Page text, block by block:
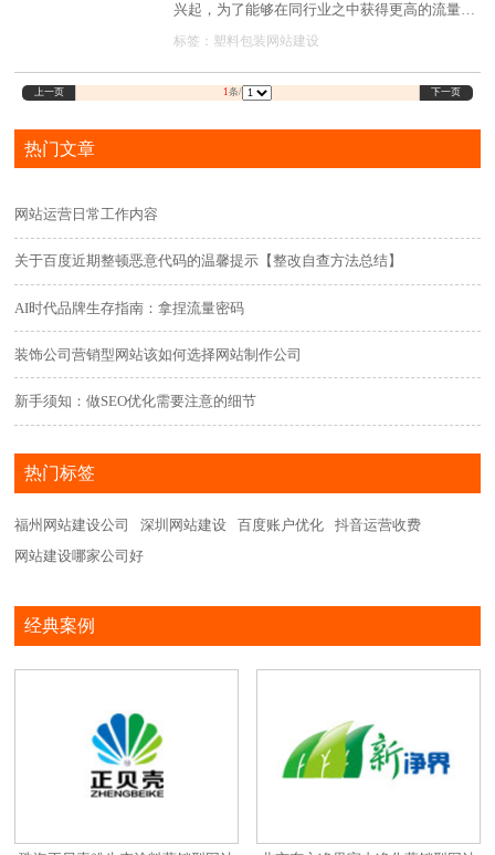
兴起，为了能够在同行业之中获得更高的流量，
很多家企业开始对塑料包装网站建设，但后期的
了解其中的技巧就行了。
标签： 塑料包装网站建设
上一页 1条/ 下一页
热门文章
网站运营日常工作内容
关于百度近期整顿恶意代码的温馨提示【整改自查方法总结】
AI时代品牌生存指南：拿捏流量密码
装饰公司营销型网站该如何选择网站制作公司
新手须知：做SEO优化需要注意的细节
热门标签
福州网站建设公司 深圳网站建设 百度账户优化
抖音运营收费
网站建设哪家公司好
经典案例